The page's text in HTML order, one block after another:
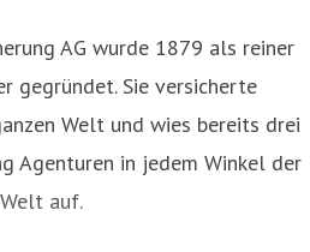
AG wurde 1879 als reiner
gegründet. Sie versicherte
Welt und wies bereits drei
Agenturen in jedem Winkel der
Welt auf.